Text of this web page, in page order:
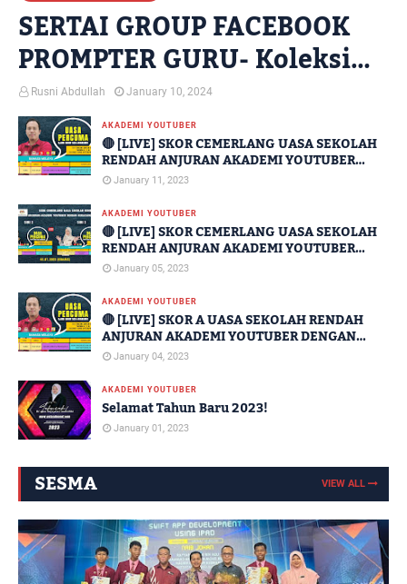
SERTAI GROUP FACEBOOK
PROMPTER GURU- Koleksi
Imej Janaan AI Percuma
Untuk Kegunaan Guru
Rusni Abdullah January 10, 2024
AKADEMI YOUTUBER
🔴 [LIVE] SKOR CEMERLANG UASA SEKOLAH
RENDAH ANJURAN AKADEMI YOUTUBER
DENGAN KERJASAMA JPN SABAH [SIRI 14]
January 11, 2023
AKADEMI YOUTUBER
🔴 [LIVE] SKOR CEMERLANG UASA SEKOLAH
RENDAH ANJURAN AKADEMI YOUTUBER
DENGAN KERJASAMA JPN SABAH [SIRI 2
DAN SIRI 3]
January 05, 2023
AKADEMI YOUTUBER
🔴 [LIVE] SKOR A UASA SEKOLAH RENDAH
ANJURAN AKADEMI YOUTUBER DENGAN
KERJASAMA JPN SABAH [SIRI 1]
January 04, 2023
AKADEMI YOUTUBER
Selamat Tahun Baru 2023!
January 01, 2023
SESMA VIEW ALL